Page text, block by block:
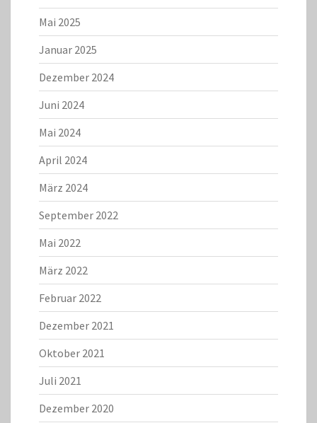
Mai 2025
Januar 2025
Dezember 2024
Juni 2024
Mai 2024
April 2024
März 2024
September 2022
Mai 2022
März 2022
Februar 2022
Dezember 2021
Oktober 2021
Juli 2021
Dezember 2020